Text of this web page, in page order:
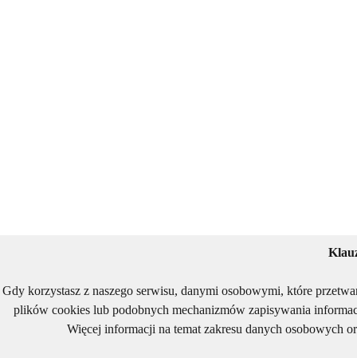
Gdy korzystasz z naszego serwisu, danymi osobowymi, które
plików cookies lub podobnych mechanizmów zapisywania
Więcej informacji na temat zakresu danych osobowych